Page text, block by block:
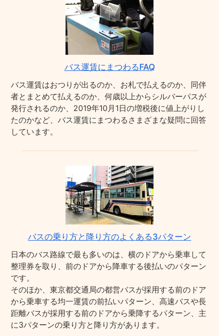
バス運賃にまつわるFAQ
バス運賃はおつりが出るのか、お札で払えるのか、同伴
者とまとめて払えるのか、何歳以上からシルバーパスが
発行されるのか、2019年10月1日の増税後に値上がりし
たのかなど、バス運賃にまつわるさまざまな疑問に回答
しています。
バスの乗り方と降り方のよくある3パターン
日本のバス路線で最も多いのは、横のドアから乗車して
整理券を取り、前のドアから降車する後払いのパターン
です。
そのほか、東京都交通局の都営バスが採用する前のドア
から乗車する均一運賃の前払いパターン、高速バスや長
距離バスが採用する前のドアから乗降するパターン、主
に3パターンの乗り方と降り方があります。